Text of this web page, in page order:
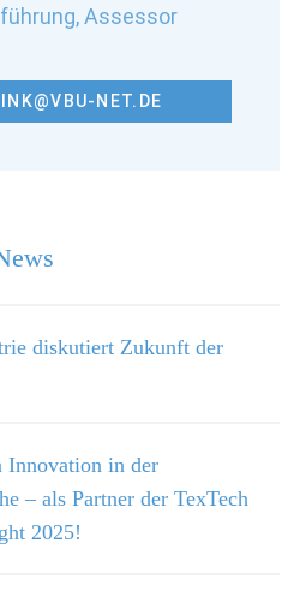
diskutiert Zukunft der
Innovation in der
– als Partner der TexTech
2025!
Assessor
NET.DE